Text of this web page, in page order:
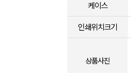
케이스
인쇄위치크기
상품사진